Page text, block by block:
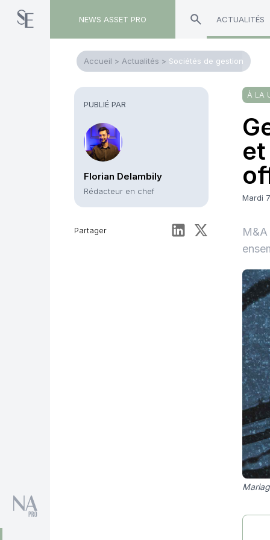
NEWS ASSET PRO ACTUALITÉS
Accueil > Actualités > Sociétés de gestion
PUBLIÉ PAR
Florian Delambily
Rédacteur en chef
Partager
À LA
Mardi